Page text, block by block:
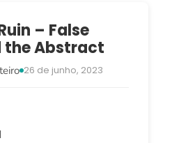
– False
the Abstract
26 de junho, 2023